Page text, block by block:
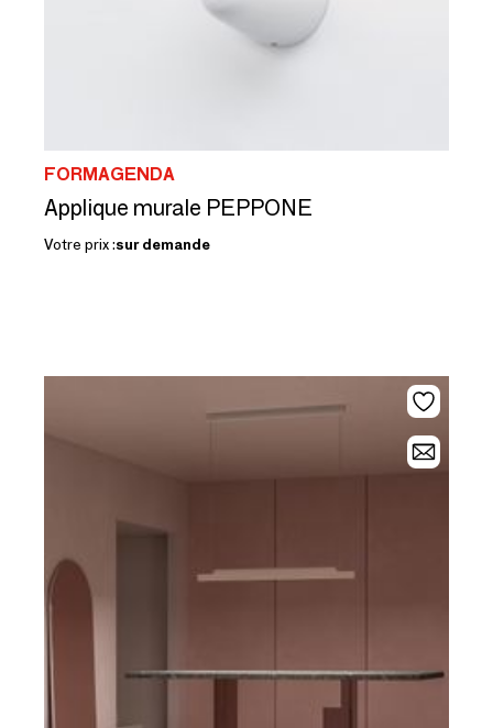
FORMAGENDA
Applique murale PEPPONE
Votre prix :sur demande